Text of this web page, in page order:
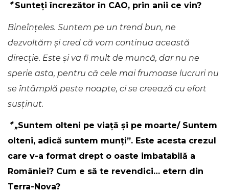
*Sunteți încrezător în CAO, prin anii ce vin?
Bineînțeles. Suntem pe un trend bun, ne
dezvoltăm și cred că vom continua această
direcție. Este și va fi mult de muncă, dar nu ne
sperie asta, pentru că cele mai frumoase lucruri nu
se întâmplă peste noapte, ci se creează cu efort
susținut.
* „Suntem olteni pe viață și pe moarte/ Suntem
olteni, adică suntem munți”. Este acesta crezul
care v-a format drept o oaste imbatabilă a
României? Cum e să te revendici… etern din
Terra-Nova?